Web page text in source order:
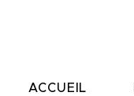
ACCUEIL